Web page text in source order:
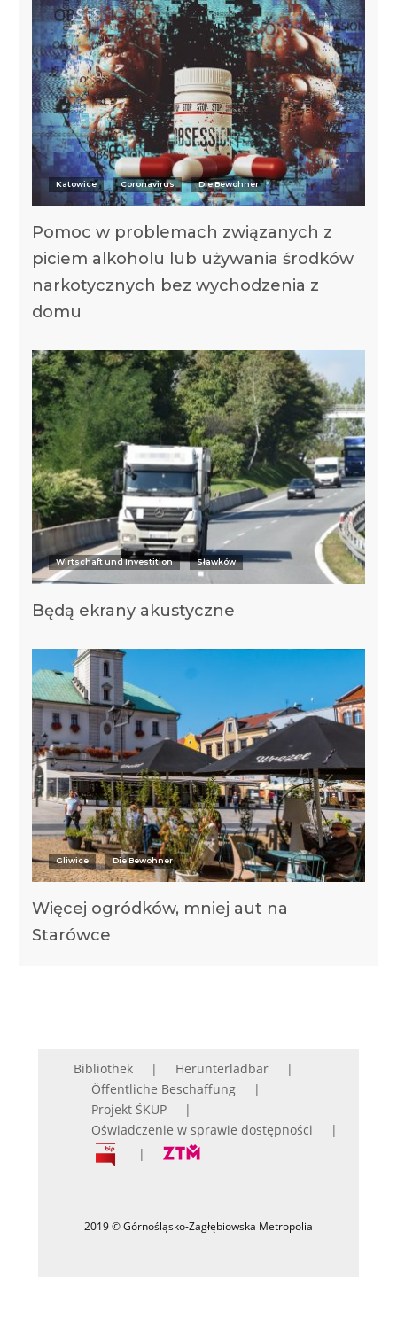
Katowice Coronavirus Die Bewohner
Pomoc w problemach związanych z
piciem alkoholu lub używania środków
narkotycznych bez wychodzenia z
domu
Wirtschaft und Investition Sławków
Będą ekrany akustyczne
Gliwice Die Bewohner
Więcej ogródków, mniej aut na
Starówce
Bibliothek
Herunterladbar
Öffentliche Beschaffung
Projekt ŚKUP
Oświadczenie w sprawie dostępności
2019 © Górnośląsko-Zagłębiowska Metropolia